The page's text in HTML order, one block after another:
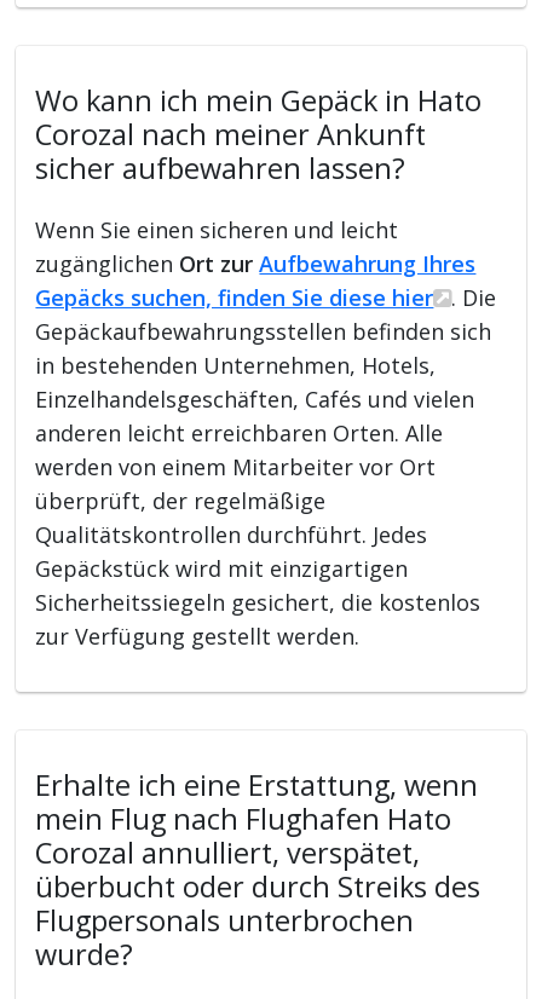
Wo kann ich mein Gepäck in Hato
Corozal nach meiner Ankunft
sicher aufbewahren lassen?
Wenn Sie einen sicheren und leicht
zugänglichen Ort zurAufbewahrung Ihres
Gepäcks suchen, finden Sie diese hier
. Die
Gepäckaufbewahrungsstellen befinden sich
in bestehenden Unternehmen, Hotels,
Einzelhandelsgeschäften, Cafés und vielen
anderen leicht erreichbaren Orten. Alle
werden von einem Mitarbeiter vor Ort
überprüft, der regelmäßige
Qualitätskontrollen durchführt. Jedes
Gepäckstück wird mit einzigartigen
Sicherheitssiegeln gesichert, die kostenlos
zur Verfügung gestellt werden.
Erhalte ich eine Erstattung, wenn
mein Flug nach Flughafen Hato
Corozal annulliert, verspätet,
überbucht oder durch Streiks des
Flugpersonals unterbrochen
wurde?